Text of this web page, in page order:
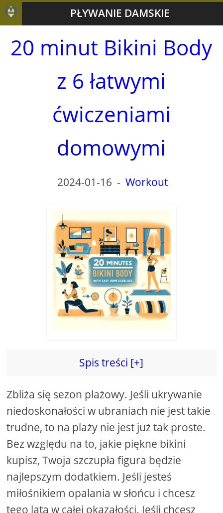
PŁYWANIE DAMSKIE
20 minut Bikini Body
z 6 łatwymi
ćwiczeniami
domowymi
2024-01-16 -Workout
Spis treści [+]
Zbliża się sezon plażowy. Jeśli ukrywanie
niedoskonałości w ubraniach nie jest takie
trudne, to na plaży nie jest już tak proste.
Bez względu na to, jakie piękne bikini
kupisz, Twoja szczupła figura będzie
najlepszym dodatkiem. Jeśli jesteś
miłośnikiem opalania w słońcu i chcesz
tego lata w całej okazałości. Jeśli chcesz